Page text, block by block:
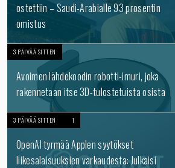
ostettiin – Saudi-Arabialle 93 prosentin
omistus
3 PÄIVÄÄ SITTEN
Avoimen lähdekoodin robotti-imuri, joka
rakennetaan itse 3D-tulostetuista osista
3 PÄIVÄÄ SITTEN 1
OpenAI tyrmää Applen syytökset
liikesalaisuuksien varkaudesta: Julkaisi